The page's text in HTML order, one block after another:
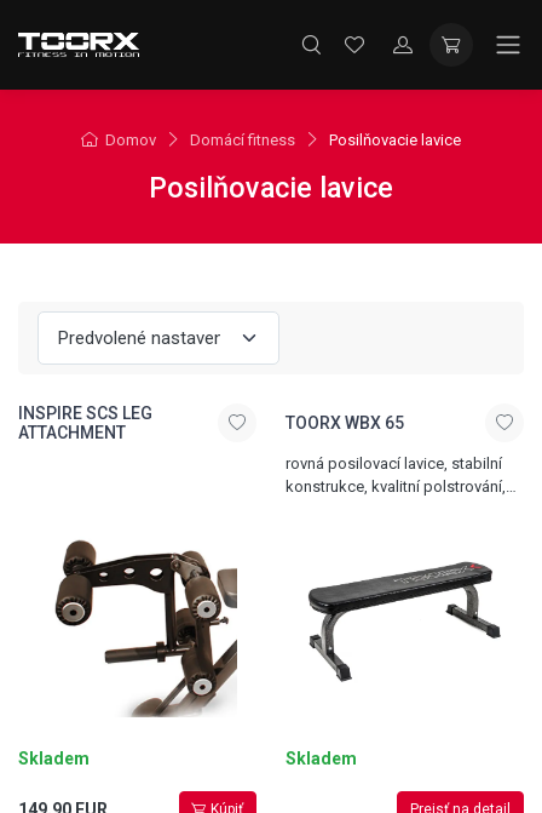
Domov Domácí fitness Posilňovacie lavice
Posilňovacie lavice
INSPIRE SCS LEG
ATTACHMENT
Skladem
149.90 EUR Kúpiť
TOORX WBX 65
rovná posilovací lavice, stabilní
konstrukce, kvalitní polstrování,
Skladem
Prejsť na detail